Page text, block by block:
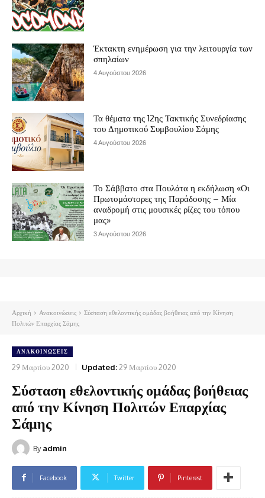
Έκτακτη ενημέρωση για την λειτουργία των
σπηλαίων
4 Αυγούστου 2026
Τα θέματα της 12ης Τακτικής Συνεδρίασης
του Δημοτικού Συμβουλίου Σάμης
4 Αυγούστου 2026
Το Σάββατο στα Πουλάτα η εκδήλωση «Οι
Πρωτομάστορες της Παράδοσης – Μία
αναδρομή στις μουσικές ρίζες του τόπου
μας»
3 Αυγούστου 2026